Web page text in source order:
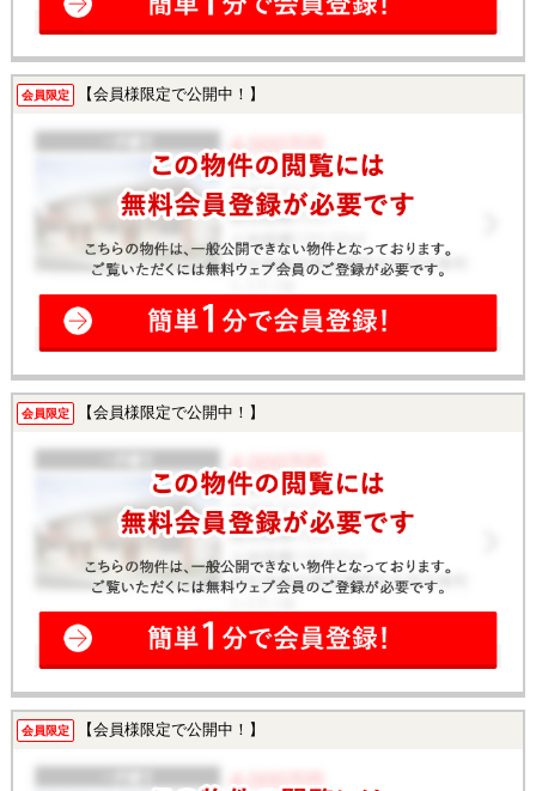
会員限定 【会員様限定で公開中！】
会員限定 【会員様限定で公開中！】
会員限定 【会員様限定で公開中！】